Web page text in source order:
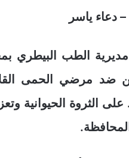
دعاء ياسر
الطب البيطري
ضد مرضي الحمى
على الثروة الحيوانية